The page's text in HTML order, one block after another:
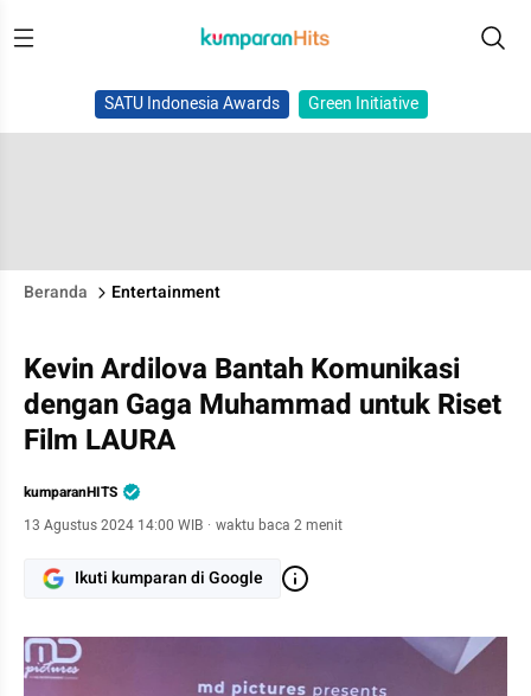
SATU Indonesia Awards Green Initiative
Beranda Entertainment
Kevin Ardilova Bantah Komunikasi
dengan Gaga Muhammad untuk Riset
Film LAURA
kumparanHITS
13 Agustus 2024 14:00 WIB · waktu baca 2 menit
Ikuti kumparan di Google